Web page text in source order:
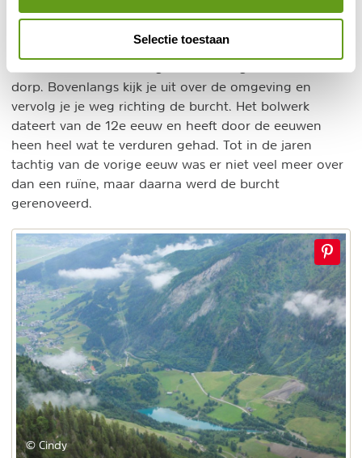
Selectie toestaan
Hiervandaan steek je de rivier over en volg je een
dorp. Bovenlangs kijk je uit over de omgeving en
vervolg je je weg richting de burcht. Het bolwerk
dateert van de 12e eeuw en heeft door de eeuwen
heen heel wat te verduren gehad. Tot in de jaren
tachtig van de vorige eeuw was er niet veel meer over
dan een ruïne, maar daarna werd de burcht
gerenoveerd.
© Cindy